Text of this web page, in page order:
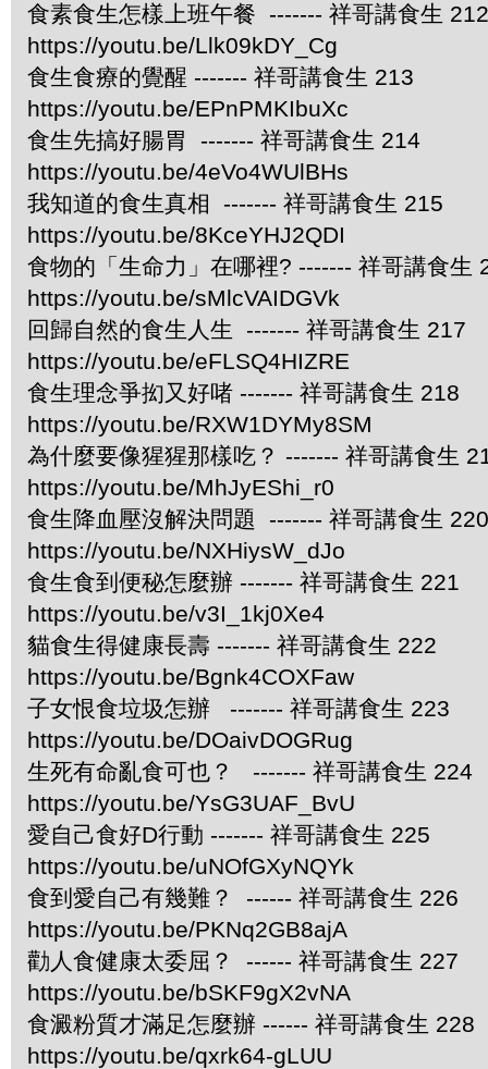
食素食生怎樣上班午餐 ------- 祥哥講食生 212
https://youtu.be/Llk09kDY_Cg
食生食療的覺醒 ------- 祥哥講食生 213
https://youtu.be/EPnPMKIbuXc
食生先搞好腸胃 ------- 祥哥講食生 214
https://youtu.be/4eVo4WUlBHs
我知道的食生真相 ------- 祥哥講食生 215
https://youtu.be/8KceYHJ2QDI
食物的「生命力」在哪裡? ------- 祥哥講食生
https://youtu.be/sMlcVAIDGVk
回歸自然的食生人生 ------- 祥哥講食生 217
https://youtu.be/eFLSQ4HIZRE
食生理念爭抝又好啫 ------- 祥哥講食生 218
https://youtu.be/RXW1DYMy8SM
為什麼要像猩猩那樣吃？ ------- 祥哥講食生
https://youtu.be/MhJyEShi_r0
食生降血壓沒解決問題 ------- 祥哥講食生 220
https://youtu.be/NXHiysW_dJo
食生食到便秘怎麼辦 ------- 祥哥講食生 221
https://youtu.be/v3I_1kj0Xe4
貓食生得健康長壽 ------- 祥哥講食生 222
https://youtu.be/Bgnk4COXFaw
子女恨食垃圾怎辦 ------- 祥哥講食生 223
https://youtu.be/DOaivDOGRug
生死有命亂食可也？ ------- 祥哥講食生 224
https://youtu.be/YsG3UAF_BvU
愛自己食好D行動 ------- 祥哥講食生 225
https://youtu.be/uNOfGXyNQYk
食到愛自己有幾難？ ------ 祥哥講食生 226
https://youtu.be/PKNq2GB8ajA
勸人食健康太委屈？ ------ 祥哥講食生 227
https://youtu.be/bSKF9gX2vNA
食澱粉質才滿足怎麼辦 ------ 祥哥講食生 228
https://youtu.be/qxrk64-gLUU